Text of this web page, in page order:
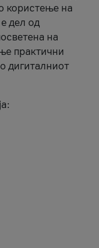
користење на
дел од
на
практични
дигиталниот